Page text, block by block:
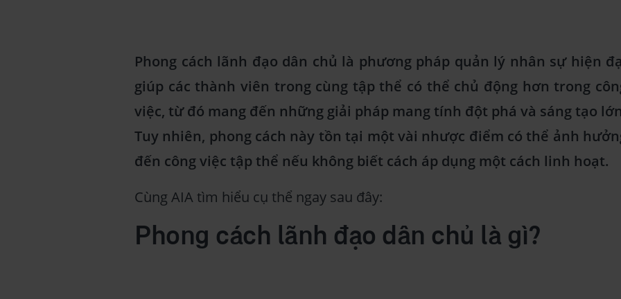
Phong cách lãnh đạo dân chủ là phương pháp quản lý nhân sự hiện
giúp các thành viên trong cùng tập thể có thể chủ động hơn trong
việc, từ đó mang đến những giải pháp mang tính đột phá và sáng tạo
Tuy nhiên, phong cách này tồn tại một vài nhược điểm có thể ảnh
đến công việc tập thể nếu không biết cách áp dụng một cách linh hoạt.
Cùng AIA tìm hiểu cụ thể ngay sau đây:
Phong cách lãnh đạo dân chủ là gì?